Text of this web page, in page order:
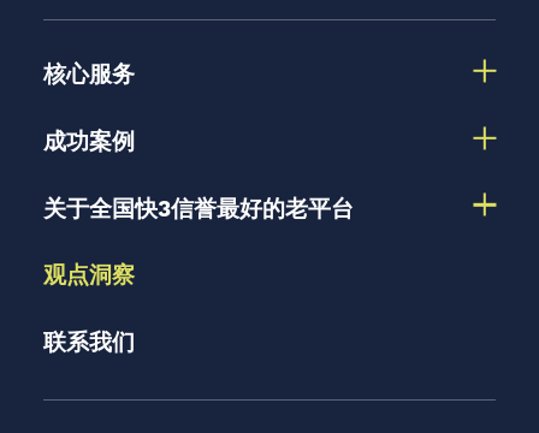
核心服务
成功案例
关于全国快3信誉最好的老平台
观点洞察
联系我们